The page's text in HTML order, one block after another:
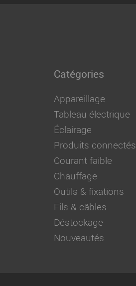
Catégories
Appareillage
Tableau électrique
Éclairage
Produits connectés
Courant faible
Chauffage
Outils & fixations
Fils & câbles
Déstockage
Nouveautés